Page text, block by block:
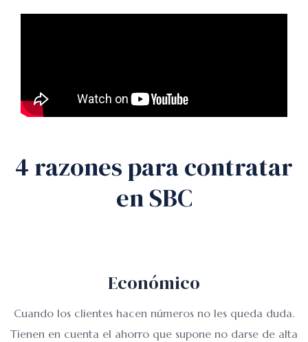
4 razones para contratar
en SBC
Económico
Cuando los clientes hacen números no les queda duda.
Tienen en cuenta el ahorro que supone no darse de alta